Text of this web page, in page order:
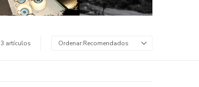
3 artículos Recomendados